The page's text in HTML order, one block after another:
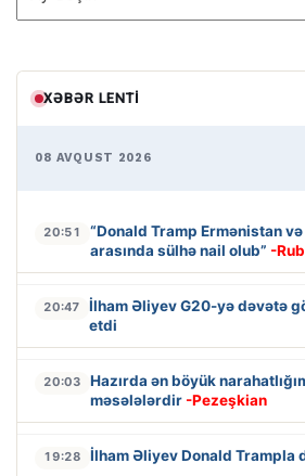
XƏBƏR LENTI
08 AVQUST 2026
20:51
“Donald Tramp Ermənistan
arasında sülhə nail olub” -
20:47
İlham Əliyev G20-yə dəvətə
etdi
20:03
Hazırda ən böyük
məsələlərdir -Pezeşkian
19:28 İlham Əliyev Donald Trampla